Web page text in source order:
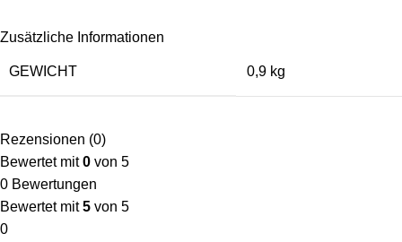
Zusätzliche Informationen
GEWICHT 0,9 kg
Rezensionen (0)
Bewertet mit0 von 5
0 Bewertungen
Bewertet mit5 von 5
0